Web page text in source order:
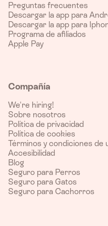
Preguntas frecuentes
Descargar la app para
Descargar la app para
Programa de afiliados
Apple Pay
Compañía
We're hiring!
Sobre nosotros
Política de privacidad
Política de cookies
Términos y condiciones de
Accesibilidad
Blog
Seguro para Perros
Seguro para Gatos
Seguro para Cachorros